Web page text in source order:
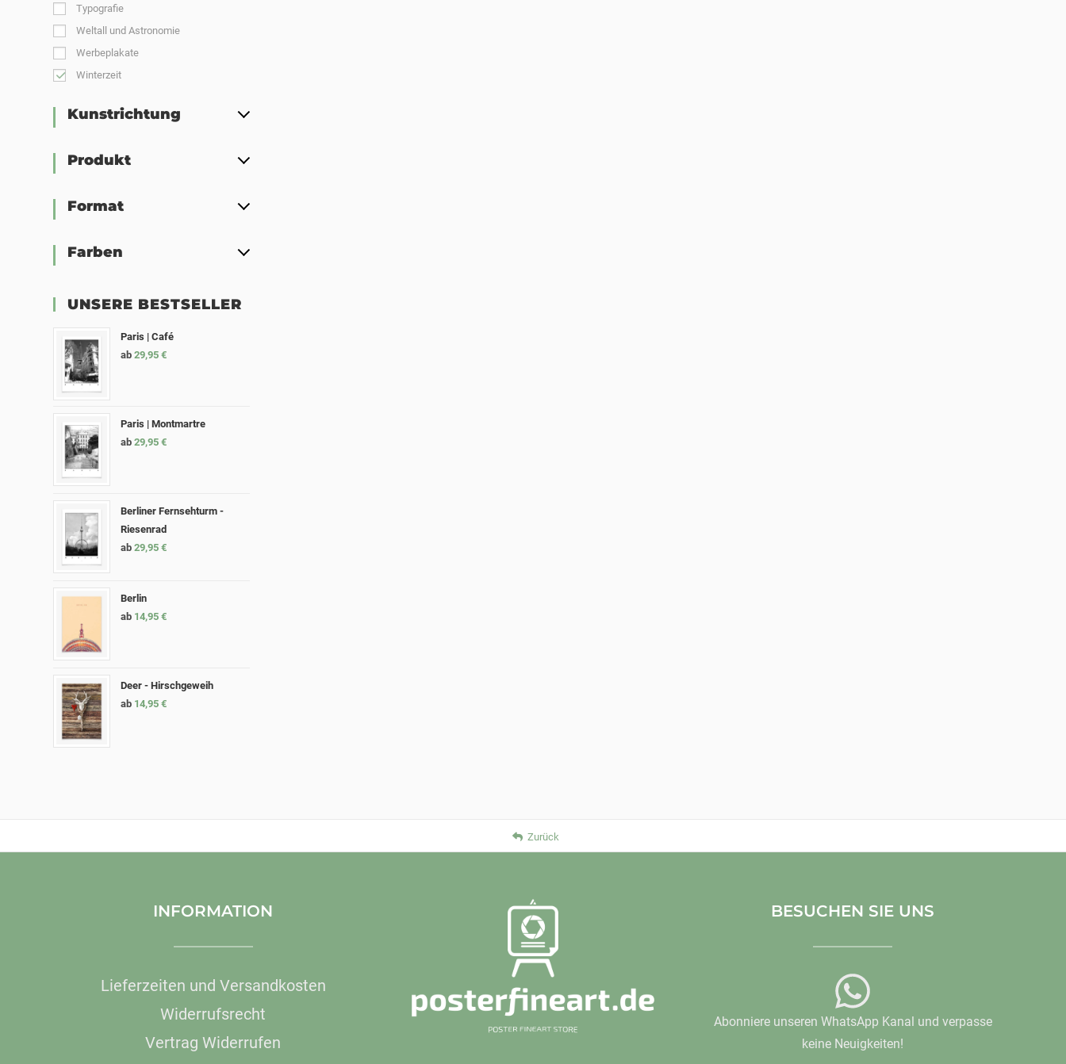
Typografie
Weltall und Astronomie
Werbeplakate
Winterzeit
Kunstrichtung
Produkt
Format
Farben
UNSERE BESTSELLER
Paris | Café
ab29,95€
Paris | Montmartre
ab29,95€
Berliner Fernsehturm -
Riesenrad
ab29,95€
Berlin
ab 14,95€
Deer - Hirschgeweih
ab 14,95€
Zurück
INFORMATION
Lieferzeiten und Versandkosten
Widerrufsrecht
Vertrag Widerrufen
BESUCHEN SIE UNS
Abonniere unseren WhatsApp Kanal und verpasse
keine Neuigkeiten!